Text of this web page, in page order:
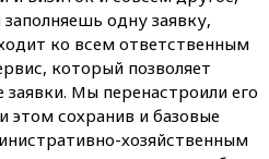
одну заявку,
ко всем ответственным
который позволяет
Мы перенастроили его
этом сохранив и базовые
хозяйственным